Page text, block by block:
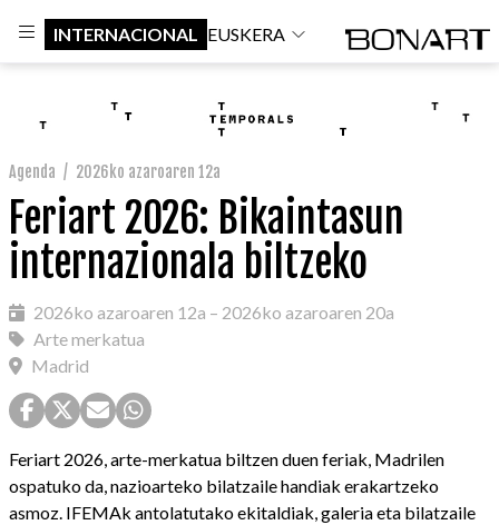
INTERNACIONAL EUSKERA
Agenda / 2026ko azaroaren 12a
Feriart 2026: Bikaintasun
internazionala biltzeko
2026ko azaroaren 12a – 2026ko azaroaren 20a
Arte merkatua
Madrid
Feriart 2026, arte-merkatua biltzen duen feriak, Madrilen
ospatuko da, nazioarteko bilatzaile handiak erakartzeko
asmoz. IFEMAk antolatutako ekitaldiak, galeria eta bilatzaile